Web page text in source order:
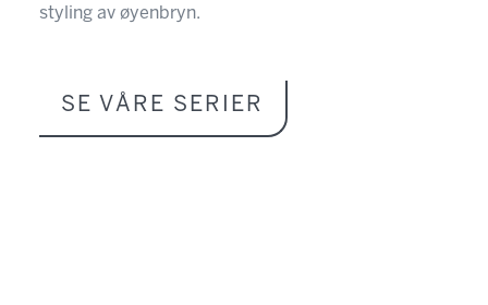
styling av øyenbryn.
SE VÅRE SERIER